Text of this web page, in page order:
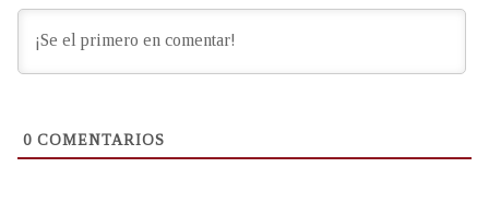
0 COMENTARIOS